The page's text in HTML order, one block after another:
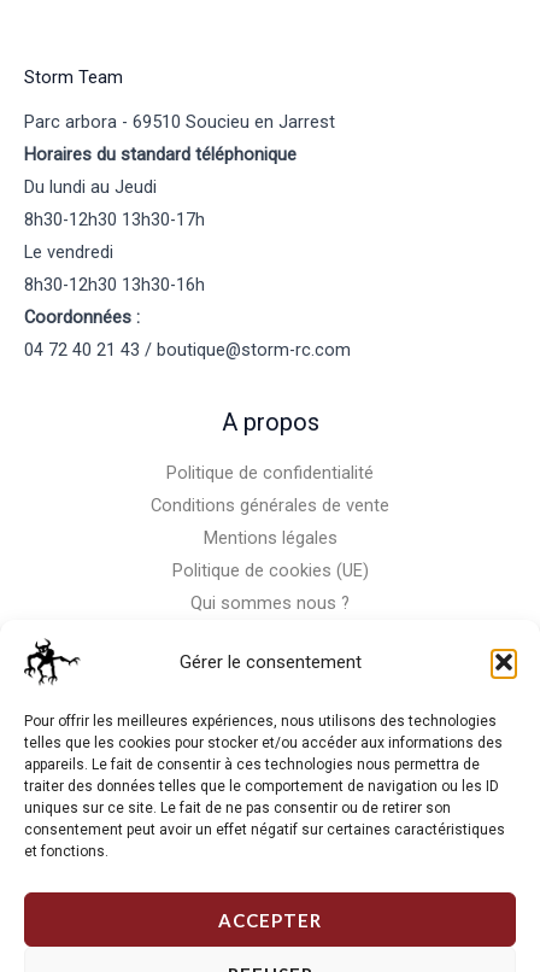
Gérer le consentement
Pour offrir les meilleures expériences, nous utilisons des technologies
telles que les cookies pour stocker et/ou accéder aux informations des
appareils. Le fait de consentir à ces technologies nous permettra de
traiter des données telles que le comportement de navigation ou les ID
uniques sur ce site. Le fait de ne pas consentir ou de retirer son
consentement peut avoir un effet négatif sur certaines caractéristiques
et fonctions.
ACCEPTER
Storm Team
Parc arbora - 69510 Soucieu en Jarrest
Horaires du standard téléphonique
Du lundi au Jeudi
8h30-12h30 13h30-17h
Le vendredi
8h30-12h30 13h30-16h
Coordonnées :
04 72 40 21 43 / boutique@storm-rc.com
A propos
Politique de confidentialité
Conditions générales de vente
Mentions légales
Politique de cookies (UE)
Qui sommes nous ?
La RC n'est pas notre seule passion, venez visiter notre shop
de motos